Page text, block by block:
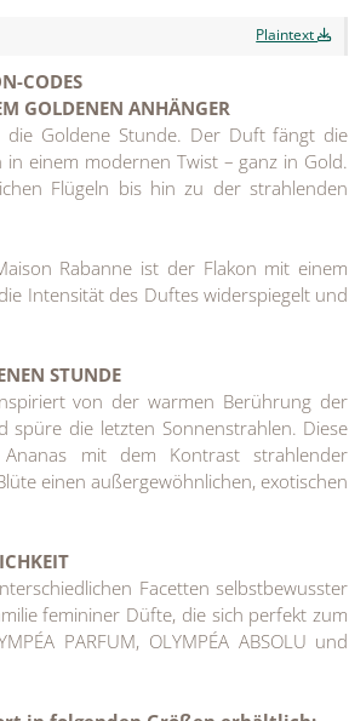
Plaintext
CODES
GOLDENEN ANHÄNGER
die Goldene Stunde. Der Duft fängt die
einem modernen Twist – ganz in Gold.
Flügeln bis hin zu der strahlenden
Rabanne ist der Flakon mit einem
Intensität des Duftes widerspiegelt und
STUNDE
von der warmen Berührung der
die letzten Sonnenstrahlen. Diese
mit dem Kontrast strahlender
einen außergewöhnlichen, exotischen
Facetten selbstbewusster
femininer Düfte, die sich perfekt zum
PARFUM, OLYMPÉA ABSOLU und